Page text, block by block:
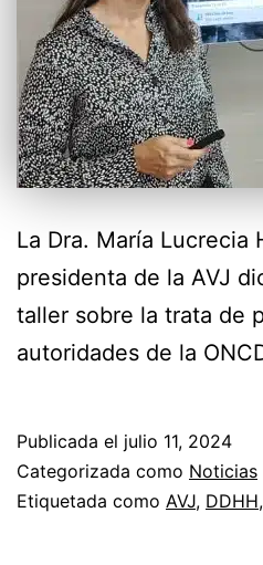
La Dra. María Lucrecia
presidenta de la AVJ
taller sobre la trata de
autoridades de la
Publicada el julio 11, 2024
Categorizada como Noticias
Etiquetada como AVJ, DDHH,